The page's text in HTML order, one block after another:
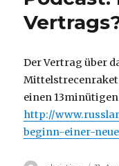
Der Vertrag über
einen
http://
beginn-einer-